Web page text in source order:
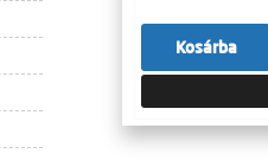
Kosárba